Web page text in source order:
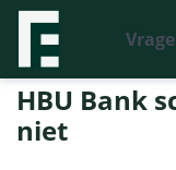
Financieel Recht
zorgplicht niet
HBU Bank
niet